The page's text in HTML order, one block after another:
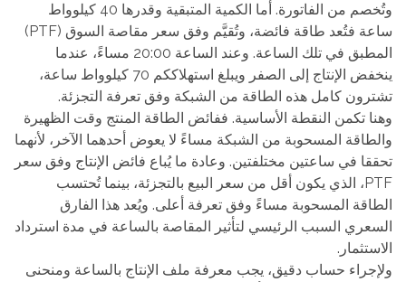
وتُخصم من الفاتورة. أما الكمية المتبقية وقدرها 40 كيلوواط
ساعة فتُعد طاقة فائضة، وتُقيَّم وفق سعر مقاصة السوق (PTF)
المطبق في تلك الساعة. وعند الساعة 20:00 مساءً، عندما
ينخفض الإنتاج إلى الصفر ويبلغ استهلاككم 70 كيلوواط ساعة،
تشترون كامل هذه الطاقة من الشبكة وفق تعرفة التجزئة.
وهنا تكمن النقطة الأساسية. ففائض الطاقة المنتج وقت الظهيرة
والطاقة المسحوبة من الشبكة مساءً لا يعوض أحدهما الآخر، لأنهما
تحققا في ساعتين مختلفتين. وعادة ما يُباع فائض الإنتاج وفق سعر
PTF، الذي يكون أقل من سعر البيع بالتجزئة، بينما تُحتسب
الطاقة المسحوبة مساءً وفق تعرفة أعلى. ويُعد هذا الفارق
السعري السبب الرئيسي لتأثير المقاصة بالساعة في مدة استرداد
الاستثمار.
ولإجراء حساب دقيق، يجب معرفة ملف الإنتاج بالساعة ومنحنى